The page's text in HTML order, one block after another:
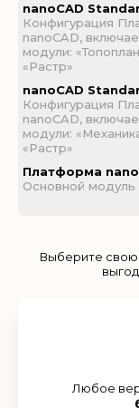
nanoCAD
Конфигурация
nanoCAD,
модули:
«Растр»
nanoCAD
Конфигурация
nanoCAD,
модули:
«Растр»
Платформа
Основной модуль
Выберите свою
Любое